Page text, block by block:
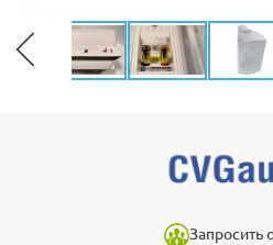
Запросить